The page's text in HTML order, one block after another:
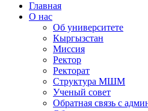
Главная
О нас
Об университете
Кыргызстан
Миссия
Ректор
Ректорат
Структура МШМ
Ученый совет
Обратная связь с